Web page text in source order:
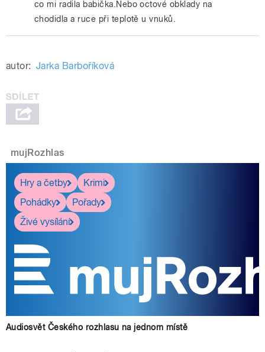
co mi radila babička.Nebo octové obklady na
chodidla a ruce při teplotě u vnuků.
autor: Jarka Barboříková
mujRozhlas
Hry a četby
Krimi
Pohádky
Pořady
Živé vysílání
Audiosvět Českého rozhlasu na jednom místě